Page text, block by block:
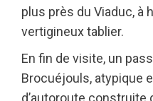
plus près du Viaduc, à
vertigineux tablier.
En fin de visite, un
Brocuéjouls, atypique
d’autoroute construite